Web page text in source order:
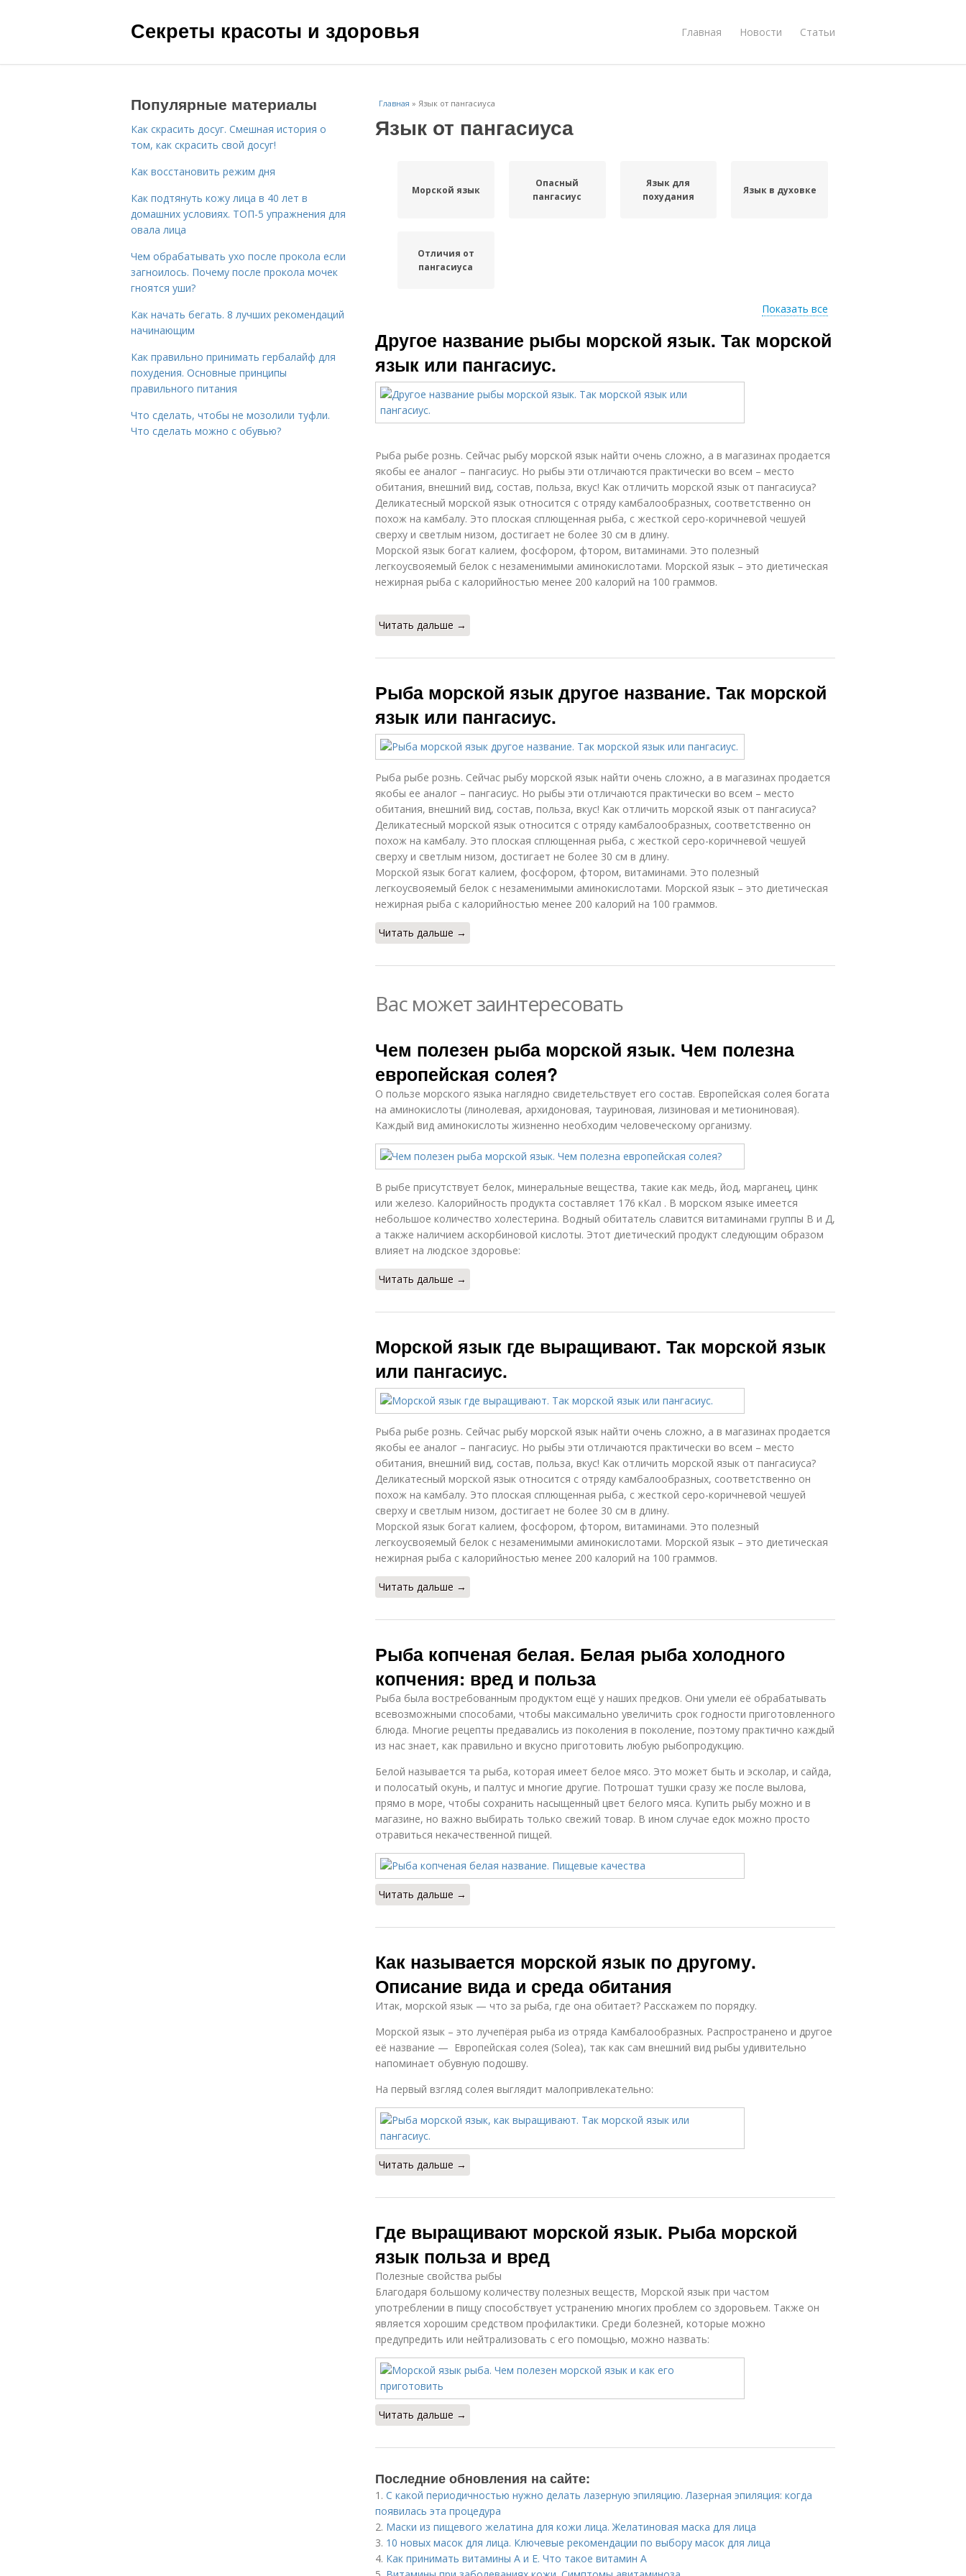
Секреты красоты и здоровья Главная Новости Статьи
Главная » Язык от пангасиуса
Язык от пангасиуса
Морской язык
Опасный
пангасиус
Язык для
похудания
Язык в духовке
Отличия от
пангасиуса
Показать все
Другое название рыбы морской язык. Так морской
язык или пангасиус.
Рыба рыбе рознь. Сейчас рыбу морской язык найти очень сложно, а в магазинах продается
якобы ее аналог – пангасиус. Но рыбы эти отличаются практически во всем – место
обитания, внешний вид, состав, польза, вкус! Как отличить морской язык от пангасиуса?
Деликатесный морской язык относится с отряду камбалообразных, соответственно он
похож на камбалу. Это плоская сплющенная рыба, с жесткой серо-коричневой чешуей
сверху и светлым низом, достигает не более 30 см в длину.
Морской язык богат калием, фосфором, фтором, витаминами. Это полезный
легкоусвояемый белок с незаменимыми аминокислотами. Морской язык – это диетическая
нежирная рыба с калорийностью менее 200 калорий на 100 граммов.
Читать дальше →
Рыба морской язык другое название. Так морской
язык или пангасиус.
Рыба рыбе рознь. Сейчас рыбу морской язык найти очень сложно, а в магазинах продается
якобы ее аналог – пангасиус. Но рыбы эти отличаются практически во всем – место
обитания, внешний вид, состав, польза, вкус! Как отличить морской язык от пангасиуса?
Деликатесный морской язык относится с отряду камбалообразных, соответственно он
похож на камбалу. Это плоская сплющенная рыба, с жесткой серо-коричневой чешуей
сверху и светлым низом, достигает не более 30 см в длину.
Морской язык богат калием, фосфором, фтором, витаминами. Это полезный
легкоусвояемый белок с незаменимыми аминокислотами. Морской язык – это диетическая
нежирная рыба с калорийностью менее 200 калорий на 100 граммов.
Читать дальше →
Вас может заинтересовать
Чем полезен рыба морской язык. Чем полезна
европейская солея?
О пользе морского языка наглядно свидетельствует его состав. Европейская солея богата
на аминокислоты (линолевая, архидоновая, тауриновая, лизиновая и метиониновая).
Каждый вид аминокислоты жизненно необходим человеческому организму.
В рыбе присутствует белок, минеральные вещества, такие как медь, йод, марганец, цинк
или железо. Калорийность продукта составляет 176 кКал . В морском языке имеется
небольшое количество холестерина. Водный обитатель славится витаминами группы В и Д,
а также наличием аскорбиновой кислоты. Этот диетический продукт следующим образом
влияет на людское здоровье:
Читать дальше →
Морской язык где выращивают. Так морской язык
или пангасиус.
Рыба рыбе рознь. Сейчас рыбу морской язык найти очень сложно, а в магазинах продается
якобы ее аналог – пангасиус. Но рыбы эти отличаются практически во всем – место
обитания, внешний вид, состав, польза, вкус! Как отличить морской язык от пангасиуса?
Деликатесный морской язык относится с отряду камбалообразных, соответственно он
похож на камбалу. Это плоская сплющенная рыба, с жесткой серо-коричневой чешуей
сверху и светлым низом, достигает не более 30 см в длину.
Морской язык богат калием, фосфором, фтором, витаминами. Это полезный
легкоусвояемый белок с незаменимыми аминокислотами. Морской язык – это диетическая
нежирная рыба с калорийностью менее 200 калорий на 100 граммов.
Читать дальше →
Рыба копченая белая. Белая рыба холодного
копчения: вред и польза
Рыба была востребованным продуктом ещё у наших предков. Они умели её обрабатывать
всевозможными способами, чтобы максимально увеличить срок годности приготовленного
блюда. Многие рецепты предавались из поколения в поколение, поэтому практично каждый
из нас знает, как правильно и вкусно приготовить любую рыбопродукцию.
Белой называется та рыба, которая имеет белое мясо. Это может быть и эсколар, и сайда,
и полосатый окунь, и палтус и многие другие. Потрошат тушки сразу же после вылова,
прямо в море, чтобы сохранить насыщенный цвет белого мяса. Купить рыбу можно и в
магазине, но важно выбирать только свежий товар. В ином случае едок можно просто
отравиться некачественной пищей.
Читать дальше →
Как называется морской язык по другому.
Описание вида и среда обитания
Итак, морской язык — что за рыба, где она обитает? Расскажем по порядку.
Морской язык – это лучепёрая рыба из отряда Камбалообразных. Распространено и другое
её название — Европейская солея (Solea), так как сам внешний вид рыбы удивительно
напоминает обувную подошву.
На первый взгляд солея выглядит малопривлекательно:
Читать дальше →
Где выращивают морской язык. Рыба морской
язык польза и вред
Полезные свойства рыбы
Благодаря большому количеству полезных веществ, Морской язык при частом
употреблении в пищу способствует устранению многих проблем со здоровьем. Также он
является хорошим средством профилактики. Среди болезней, которые можно
предупредить или нейтрализовать с его помощью, можно назвать:
Читать дальше →
Последние обновления на сайте:
1. С какой периодичностью нужно делать лазерную эпиляцию. Лазерная эпиляция: когда
появилась эта процедура
2. Маски из пищевого желатина для кожи лица. Желатиновая маска для лица
3. 10 новых масок для лица. Ключевые рекомендации по выбору масок для лица
4. Как принимать витамины А и Е. Что такое витамин А
Популярные материалы
Как скрасить досуг. Смешная история о
том, как скрасить свой досуг!
Как восстановить режим дня
Как подтянуть кожу лица в 40 лет в
домашних условиях. ТОП-5 упражнения для
овала лица
Чем обрабатывать ухо после прокола если
загноилось. Почему после прокола мочек
гноятся уши?
Как начать бегать. 8 лучших рекомендаций
начинающим
Как правильно принимать гербалайф для
похудения. Основные принципы
правильного питания
Что сделать, чтобы не мозолили туфли.
Что сделать можно с обувью?